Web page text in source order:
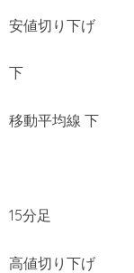
安値切り下げ
下
移動平均線 下
15分足
高値切り下げ